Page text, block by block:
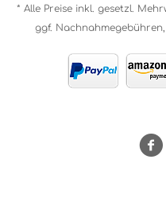
* Alle Preise inkl. gesetzl.
ggf.